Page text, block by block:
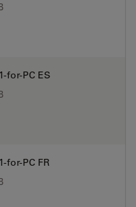
for-PC ES
for-PC FR